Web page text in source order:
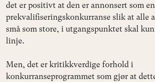
det er positivt at den er annonsert som
prekvalifiseringskonkurranse slik at alle
små som store, i utgangspunktet skal
linje.
Men, det er kritikkverdige forhold i
konkurranseprogrammet som gjør at